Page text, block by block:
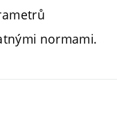
normami.